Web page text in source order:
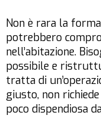
Non è rara la
potrebbero
nell’abitazione.
possibile e
tratta di
giusto, non
poco dispendiosa